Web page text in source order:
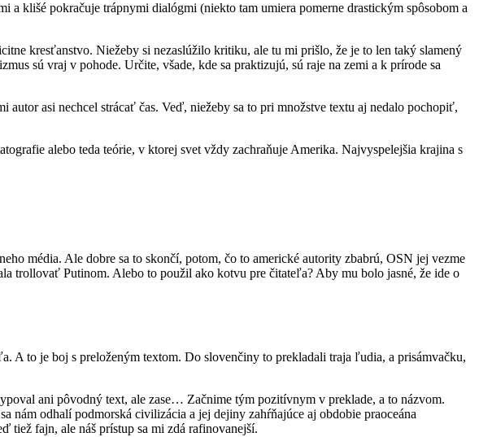
a klišé pokračuje trápnymi dialógmi (niekto tam umiera pomerne drastickým spôsobom a
kresťanstvo. Niežeby si nezaslúžilo kritiku, ale tu mi prišlo, že je to len taký slamený
sú vraj v pohode. Určite, všade, kde sa praktizujú, sú raje na zemi a k prírode sa
asi nechcel strácať čas. Veď, niežeby sa to pri množstve textu aj nedalo pochopiť,
alebo teda teórie, v ktorej svet vždy zachraňuje Amerika. Najvyspelejšia krajina s
média. Ale dobre sa to skončí, potom, čo to americké autority zbabrú, OSN jej vezme
trollovať Putinom. Alebo to použil ako kotvu pre čitateľa? Aby mu bolo jasné, že ide o
A to je boj s preloženým textom. Do slovenčiny to prekladali traja ľudia, a prisámvačku,
ani pôvodný text, ale zase… Začnime tým pozitívnym v preklade, a to názvom.
nám odhalí podmorská civilizácia a jej dejiny zahŕňajúce aj obdobie praoceána
tiež fajn, ale náš prístup sa mi zdá rafinovanejší.